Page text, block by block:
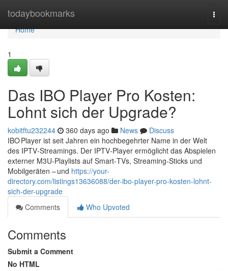
todaybookmarks
Home
Home
1
Das IBO Player Pro Kosten:
Lohnt sich der Upgrade?
kobitftu232244 360 days ago News
Discuss
IBO Player ist seit Jahren ein hochbegehrter Name in der Welt
des IPTV‑Streamings. Der IPTV‑Player ermöglicht das Abspielen
externer M3U‑Playlists auf Smart‑TVs, Streaming‑Sticks und
Mobilgeräten – und https://your-
directory.com/listings13636088/der-ibo-player-pro-kosten-lohnt-
sich-der-upgrade
Comments
Who Upvoted
Comments
Submit a Comment
No HTML